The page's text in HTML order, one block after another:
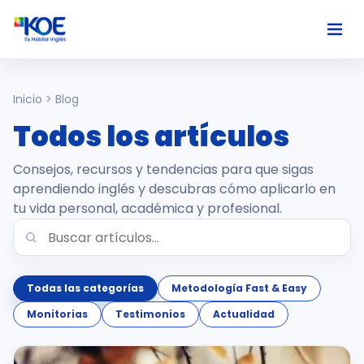
Paises
Nosotros
Usuarios
Comunidad
Habla
Inicio > Blog
Todos los artículos
Consejos, recursos y tendencias para que sigas
aprendiendo inglés y descubras cómo aplicarlo en
tu vida personal, académica y profesional.
Todas las categorías
Metodología Fast & Easy
Monitorias
Testimonios Actualidad